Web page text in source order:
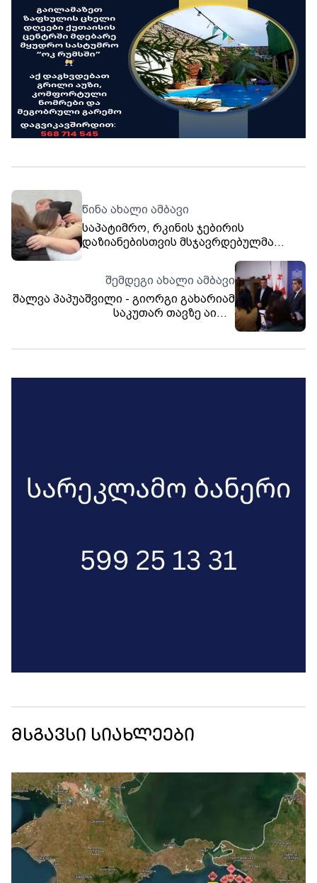
წინა ახალი ამბავი
საპატიმრო, რკინის ჯებირის
დაზიანებისთვის მსჯავრდებულმა
შემდეგი ახალი ამბავი
შალვა პაპუაშვილი - გიორგი გახარიამ
საკუთარ თავზე აიღო
მსგავსი სიახლეები